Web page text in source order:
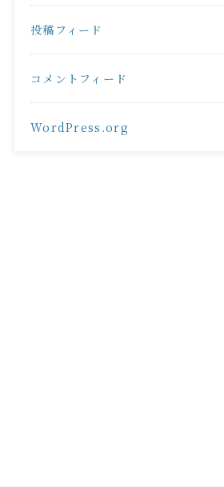
投稿フィード
コメントフィード
WordPress.org